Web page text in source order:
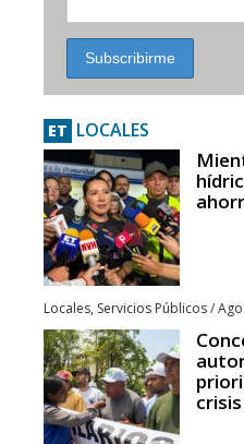
ET LOCALES
Locales, Servicios Públicos/